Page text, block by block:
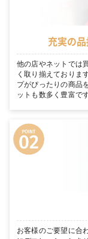
充実の
他の店やネットでは
く取り揃えておりま
プがぴったりの商品
ットも数多く豊富で
お客様のご要望に合